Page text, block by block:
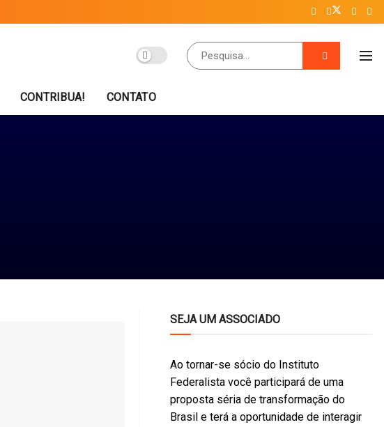
CONTRIBUA! CONTATO
SEJA UM ASSOCIADO
Ao tornar-se sócio do Instituto
Federalista você participará de uma
proposta séria de transformação do
Brasil e terá a oportunidade de interagir